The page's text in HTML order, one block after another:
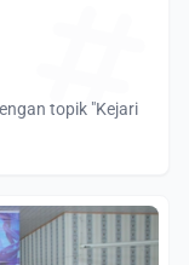
topik "Kejari